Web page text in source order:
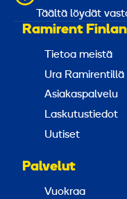
Täältä löydät
Ramirent
Tietoa meistä
Ura Ramirentillä
Asiakaspalvelu
Laskutustiedot
Uutiset
Palvelut
Vuokraa